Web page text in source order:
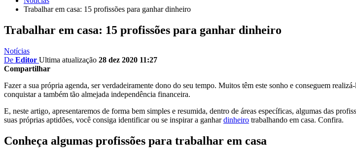
Trabalhar em casa: 15 profissões para ganhar dinheiro
Trabalhar em casa: 15 profissões para ganhar dinheiro
Notícias
De Editor Ultima atualização 28 dez 2020 11:27
Compartilhar
Fazer a sua própria agenda, ser verdadeiramente dono do seu tempo. Muitos têm este sonho e conseguem
conquistar a também tão almejada independência financeira.
E, neste artigo, apresentaremos de forma bem simples e resumida, dentro de áreas específicas, algumas das
suas próprias aptidões, você consiga identificar ou se inspirar a ganhardinheiro trabalhando em casa. Confira.
Conheça algumas profissões para trabalhar em casa